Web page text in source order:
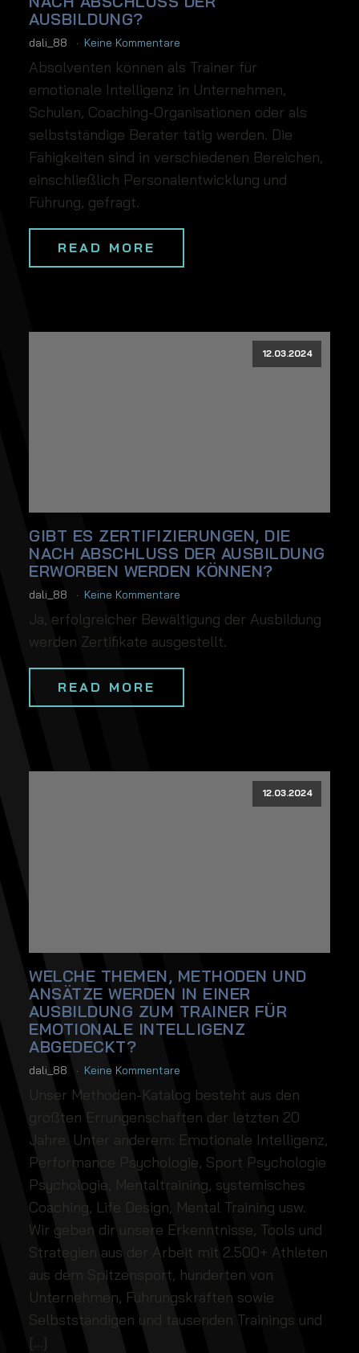
AUSBILDUNG?
dali_88 Keine Kommentare
Absolventen können als Trainer für
emotionale Intelligenz in Unternehmen,
Schulen, Coaching-Organisationen oder als
selbstständige Berater tätig werden. Die
Fähigkeiten sind in verschiedenen Bereichen,
einschließlich Personalentwicklung und
Führung, gefragt.
READ MORE
12.03.2024
GIBT ES ZERTIFIZIERUNGEN, DIE
NACH ABSCHLUSS DER AUSBILDUNG
ERWORBEN WERDEN KÖNNEN?
dali_88 Keine Kommentare
Ja, erfolgreicher Bewältigung der Ausbildung
werden Zertifikate ausgestellt.
READ MORE
12.03.2024
WELCHE THEMEN, METHODEN UND
ANSÄTZE WERDEN IN EINER
AUSBILDUNG ZUM TRAINER FÜR
EMOTIONALE INTELLIGENZ
ABGEDECKT?
dali_88 Keine Kommentare
Unser Methoden-Katalog besteht aus den
größten Errungenschaften der letzten 20
Jahre. Unter anderem: Emotionale Intelligenz,
Performance Psychologie, Sport Psychologie
Psychologie, Mentaltraining, systemisches
Coaching, Life Design, Mental Training usw.
Wir geben dir unsere Erkenntnisse, Tools und
Strategien aus der Arbeit mit 2.500+ Athleten
aus dem Spitzensport, hunderten von
Unternehmen, Führungskräften sowie
Selbstständigen und tausenden Trainings und
[…]